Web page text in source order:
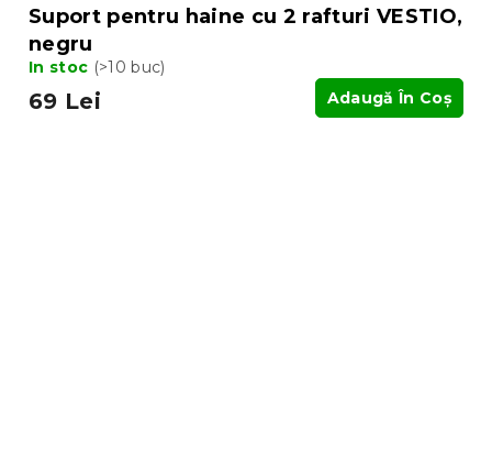
Suport pentru haine cu 2 rafturi VESTIO,
negru
In stoc (>10 buc)
69 Lei Adaugă În Coş